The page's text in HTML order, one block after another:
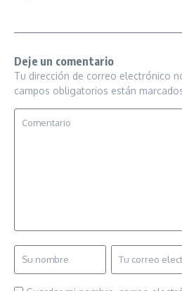
Deje un comentario
Tu dirección de correo electrónico
campos obligatorios están